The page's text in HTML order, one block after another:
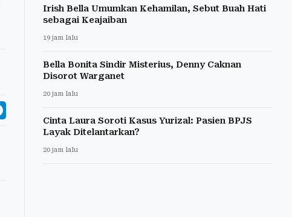
Irish Bella Umumkan Kehamilan, Sebut Buah Hati
sebagai Keajaiban
19 jam lalu
Bella Bonita Sindir Misterius, Denny Caknan
Disorot Warganet
20 jam lalu
Cinta Laura Soroti Kasus Yurizal: Pasien BPJS
Layak Ditelantarkan?
20 jam lalu